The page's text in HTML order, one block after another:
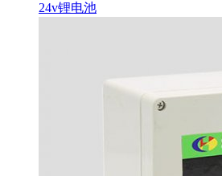
24v锂电池